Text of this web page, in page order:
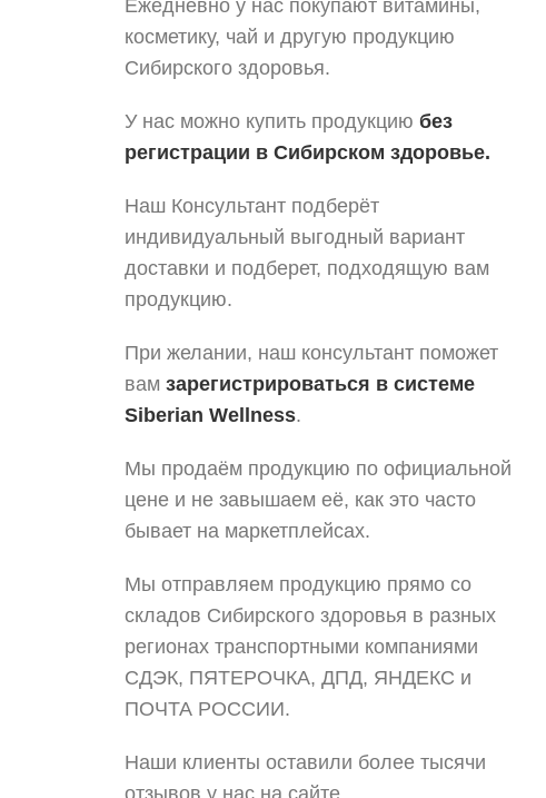
Ежедневно у нас покупают витамины,
косметику, чай и другую продукцию
Сибирского здоровья.
У нас можно купить продукцию без
регистрации в Сибирском здоровье.
Наш Консультант подберёт
индивидуальный выгодный вариант
доставки и подберет, подходящую вам
продукцию.
При желании, наш консультант поможет
вам зарегистрироваться в системе
Siberian Wellness.
Мы продаём продукцию по официальной
цене и не завышаем её, как это часто
бывает на маркетплейсах.
Мы отправляем продукцию прямо со
складов Сибирского здоровья в разных
регионах транспортными компаниями
СДЭК, ПЯТЕРОЧКА, ДПД, ЯНДЕКС и
ПОЧТА РОССИИ.
Наши клиенты оставили более тысячи